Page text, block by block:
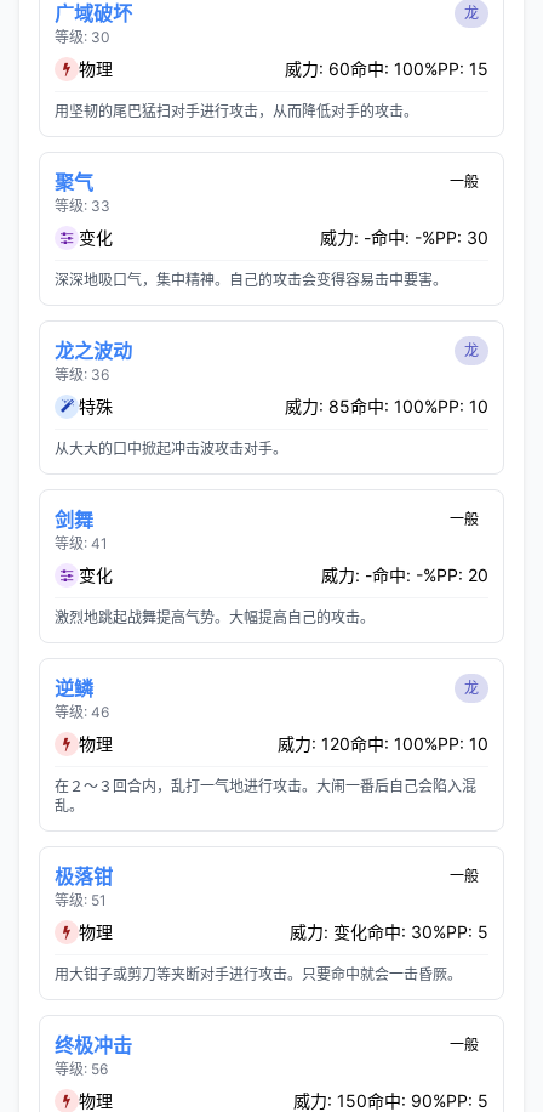
广域破坏
等级: 30
龙
物理 威力: 60命中: 100%PP: 15
用坚韧的尾巴猛扫对手进行攻击，从而降低对手的攻击。
聚气
等级: 33
一般
变化 威力: -命中: -%PP: 30
深深地吸口气，集中精神。自己的攻击会变得容易击中要害。
龙之波动
等级: 36
龙
特殊 威力: 85命中: 100%PP: 10
从大大的口中掀起冲击波攻击对手。
剑舞
等级: 41
一般
变化 威力: -命中: -%PP: 20
激烈地跳起战舞提高气势。大幅提高自己的攻击。
逆鳞
等级: 46
龙
物理 威力: 120命中: 100%PP: 10
在２～３回合内，乱打一气地进行攻击。大闹一番后自己会陷入混
乱。
极落钳
等级: 51
一般
物理 威力: 变化命中: 30%PP: 5
用大钳子或剪刀等夹断对手进行攻击。只要命中就会一击昏厥。
终极冲击
等级: 56
一般
物理 威力: 150命中: 90%PP: 5